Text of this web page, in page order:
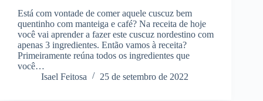
Está com vontade de comer aquele cuscuz bem
quentinho com manteiga e café? Na receita de hoje
você vai aprender a fazer este cuscuz nordestino com
apenas 3 ingredientes. Então vamos à receita?
Primeiramente reúna todos os ingredientes que
você…
Isael Feitosa
25 de setembro de 2022